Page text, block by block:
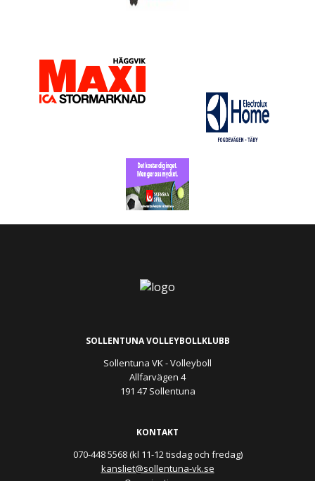
SOLLENTUNA VOLLEYBOLLKLUBB
Sollentuna VK - Volleyboll
Allfarvägen 4
191 47 Sollentuna
KONTAKT
070-448 5568 (kl 11-12 tisdag och fredag)
kansliet@sollentuna-vk.se